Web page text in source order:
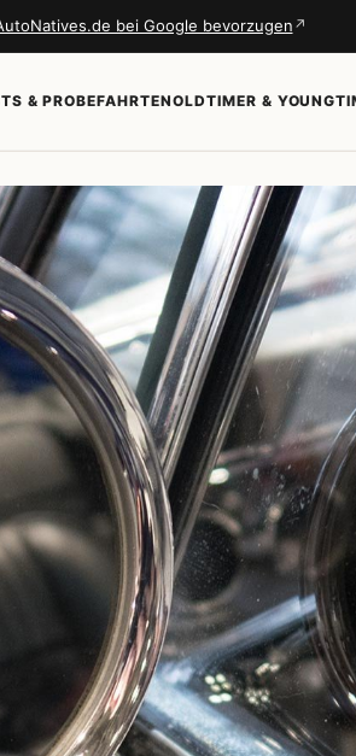
bei Google bevorzugen ↗
& PROBEFAHRTENOLDTIMER &